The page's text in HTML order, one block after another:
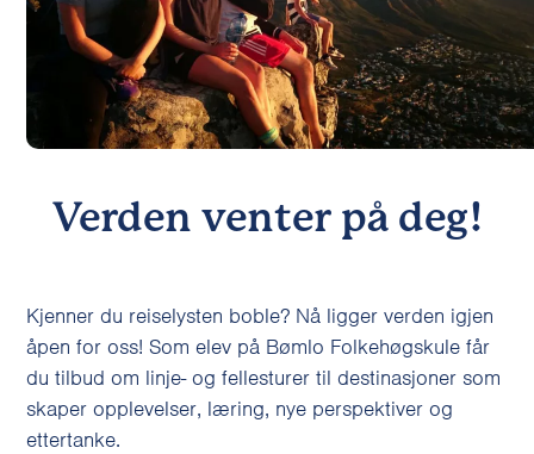
Verden venter på deg!
Kjenner du reiselysten boble? Nå ligger verden igjen
åpen for oss! Som elev på Bømlo Folkehøgskule får
du tilbud om linje- og fellesturer til destinasjoner som
skaper opplevelser, læring, nye perspektiver og
ettertanke.